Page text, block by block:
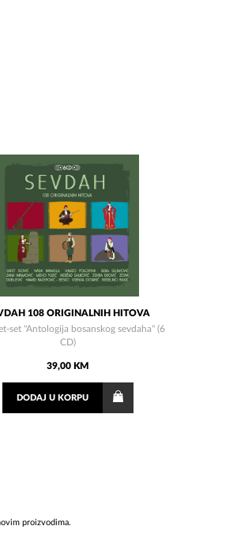
108 ORIGINALNIH HITOVA
set "Antologija bosanskog sevdaha" (6
CD)
39,00 KM
DODAJU KORPU
proizvodima.